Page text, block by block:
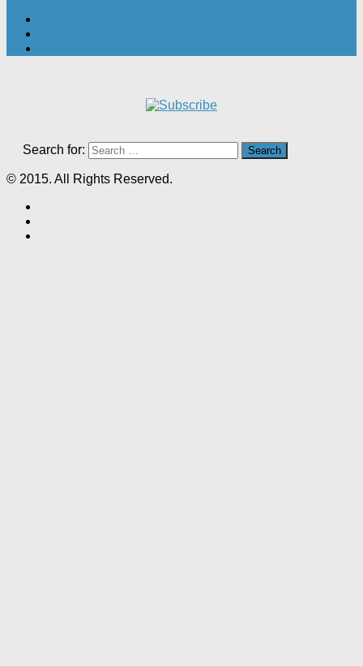
Search for:
© 2015. All Rights Reserved.